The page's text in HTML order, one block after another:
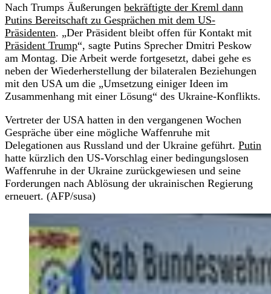
Nach Trumps Äußerungen bekräftigte der Kreml dann
Putins Bereitschaft zu Gesprächen mit dem US-
Präsidenten. „Der Präsident bleibt offen für Kontakt mit
Präsident Trump“, sagte Putins Sprecher Dmitri Peskow
am Montag. Die Arbeit werde fortgesetzt, dabei gehe es
neben der Wiederherstellung der bilateralen Beziehungen
mit den USA um die „Umsetzung einiger Ideen im
Zusammenhang mit einer Lösung“ des Ukraine-Konflikts.
Vertreter der USA hatten in den vergangenen Wochen
Gespräche über eine mögliche Waffenruhe mit
Delegationen aus Russland und der Ukraine geführt. Putin
hatte kürzlich den US-Vorschlag einer bedingungslosen
Waffenruhe in der Ukraine zurückgewiesen und seine
Forderungen nach Ablösung der ukrainischen Regierung
erneuert. (AFP/susa)